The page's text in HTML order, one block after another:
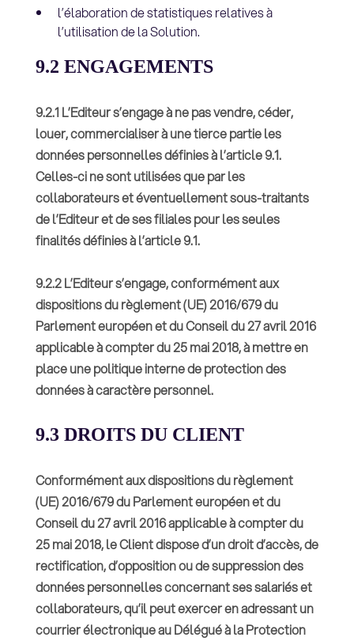
l’élaboration de statistiques relatives à
l’utilisation de la Solution.
9.2 ENGAGEMENTS
9.2.1 L’Editeur s’engage à ne pas vendre, céder,
louer, commercialiser à une tierce partie les
données personnelles définies à l’article 9.1.
Celles-ci ne sont utilisées que par les
collaborateurs et éventuellement sous-traitants
de l’Editeur et de ses filiales pour les seules
finalités définies à l’article 9.1.
9.2.2 L’Editeur s’engage, conformément aux
dispositions du règlement (UE) 2016/679 du
Parlement européen et du Conseil du 27 avril 2016
applicable à compter du 25 mai 2018, à mettre en
place une politique interne de protection des
données à caractère personnel.
9.3 DROITS DU CLIENT
Conformément aux dispositions du règlement
(UE) 2016/679 du Parlement européen et du
Conseil du 27 avril 2016 applicable à compter du
25 mai 2018, le Client dispose d’un droit d’accès, de
rectification, d’opposition ou de suppression des
données personnelles concernant ses salariés et
collaborateurs, qu’il peut exercer en adressant un
courrier électronique au Délégué à la Protection